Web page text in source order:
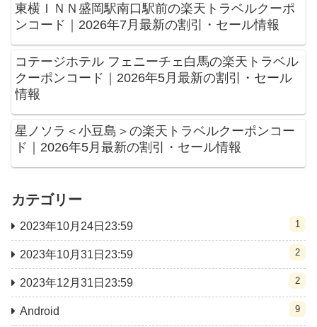
東横ＩＮＮ盛岡駅南口駅前の楽天トラベルクーポ
ンコード｜2026年7月最新の割引・セール情報
コテージホテル フェニーチェ白馬の楽天トラベル
クーポンコード｜2026年5月最新の割引・セール
情報
星ノソラ＜小豆島＞の楽天トラベルクーポンコー
ド｜2026年5月最新の割引・セール情報
カテゴリー
2023年10月24日23:59 1
2023年10月31日23:59 2
2023年12月31日23:59 2
Android 9